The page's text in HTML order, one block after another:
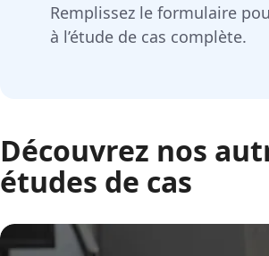
Remplissez le formulaire
à l’étude de cas complète.
Découvrez nos
études de cas